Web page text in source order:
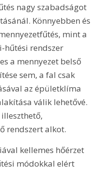
nagy szabadságot
Könnyebben és
mint a
hűtési rendszer
a mennyezet belső
sem, a fal csak
az épületklíma
válik lehetővé.
rendszert alkot.
kellemes hőérzet
módokkal elért